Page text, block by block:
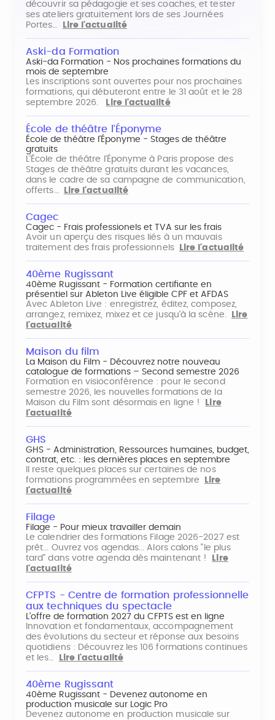
découvrir sa pédagogie et ses coaches, et tester
ses ateliers gratuitement lors de ses Journées
Portes…
Lire l'actualité
Aski-da Formation
Aski-da Formation - Nos prochaines formations du
mois de septembre
Les inscriptions sont ouvertes pour nos prochaines
formations, qui débuteront entre le 31 août et le 28
septembre 2026.
Lire l'actualité
École de théâtre l'Éponyme
École de théâtre l'Éponyme - Stages de théâtre
gratuits
L'École de théâtre l'Éponyme à Paris propose des
Stages de théâtre gratuits durant les vacances,
dans le cadre de sa campagne de communication,
offerts…
Lire l'actualité
Cagec
Cagec - Frais professionels et TVA sur les frais
Avoir un aperçu des risques liés à un mauvais
traitement des frais professionnels
Lire l'actualité
40ème Rugissant
40ème Rugissant - Formation certifiante en
présentiel sur Ableton Live éligible CPF et AFDAS
Avec Ableton Live : enregistrez, éditez, composez,
arrangez, remixez, mixez et ce jusqu'à la scène.
Lire
l'actualité
Maison du film
La Maison du Film - Découvrez notre nouveau
catalogue de formations – Second semestre 2026
Formation en visioconférence : pour le second
semestre 2026, les nouvelles formations de la
Maison du Film sont désormais en ligne !
Lire
l'actualité
GHS
GHS - Administration, Ressources humaines, budget,
contrat, etc. : les dernières places en septembre
Il reste quelques places sur certaines de nos
formations programmées en septembre
Lire
l'actualité
Filage
Filage - Pour mieux travailler demain
Le calendrier des formations Filage 2026-2027 est
prêt... Ouvrez vos agendas... Alors calons "le plus
tard" dans votre agenda dès maintenant !
Lire
l'actualité
CFPTS - Centre de formation professionnelle
aux techniques du spectacle
L’offre de formation 2027 du CFPTS est en ligne
Innovation et fondamentaux, accompagnement
des évolutions du secteur et réponse aux besoins
quotidiens : Découvrez les 106 formations continues
et les…
Lire l'actualité
40ème Rugissant
40ème Rugissant - Devenez autonome en
production musicale sur Logic Pro
Devenez autonome en production musicale sur